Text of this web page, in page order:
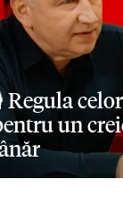
Regula
un